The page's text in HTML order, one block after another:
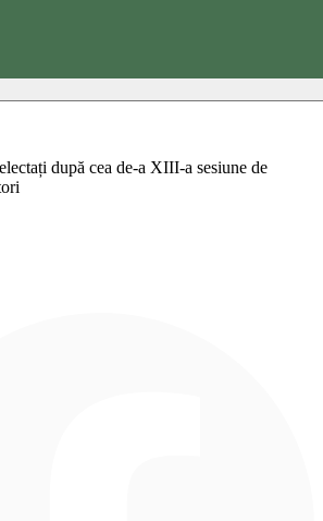
după cea de-a XIII-a sesiune de